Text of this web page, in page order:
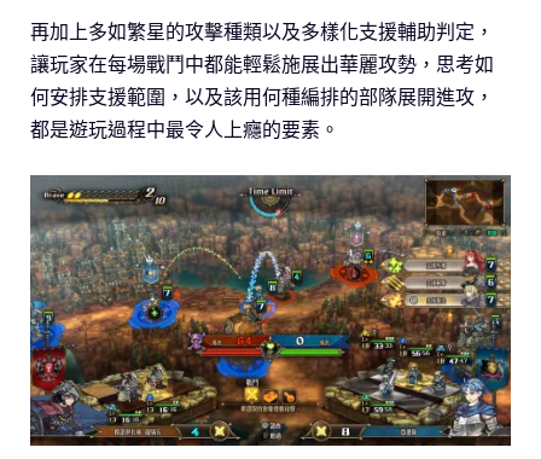
再加上多如繁星的攻擊種類以及多樣化支援輔助判定，
讓玩家在每場戰鬥中都能輕鬆施展出華麗攻勢，思考如
何安排支援範圍，以及該用何種編排的部隊展開進攻，
都是遊玩過程中最令人上癮的要素。